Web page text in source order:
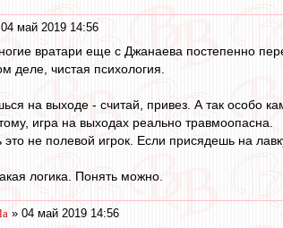
май 2019 14:56
вратари еще с Джанаева постепенно
деле, чистая психология.
на выходе - считай, привез. А так особо
игра на выходах реально травмоопасна.
это не полевой игрок. Если присядешь на
логика. Понять можно.
» 04 май 2019 14:56